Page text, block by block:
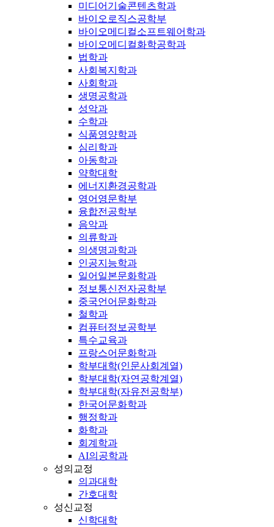
미디어기술콘텐츠학과
바이오로직스공학부
바이오메디컬소프트웨어학과
바이오메디컬화학공학과
법학과
사회복지학과
사회학과
생명공학과
성악과
수학과
식품영양학과
심리학과
아동학과
약학대학
에너지환경공학과
영어영문학부
융합전공학부
음악과
의류학과
의생명과학과
인공지능학과
일어일본문화학과
정보통신전자공학부
중국언어문화학과
철학과
컴퓨터정보공학부
특수교육과
프랑스어문화학과
학부대학(인문사회계열)
학부대학(자연공학계열)
학부대학(자유전공학부)
한국어문화학과
행정학과
화학과
회계학과
AI의공학과
성의교정
의과대학
간호대학
성신교정
신학대학